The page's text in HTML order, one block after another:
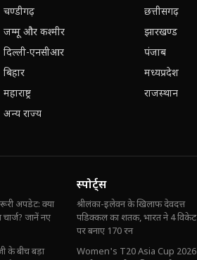
चण्डीगढ़
छत्तीसगढ़
जम्मू और कश्मीर
झारखण्ड
दिल्ली-एनसीआर
पंजाब
बिहार
मध्यप्रदेश
महाराष्ट्र
राजस्थान
अन्य राज्य
अपडेट: क्या
जानें नए
के बीच बड़ा
स्पोर्ट्स
श्रीलंका-इलेवन के खिलाफ देवदत्त
पडिक्कल का शतक, भारत ने 4 विकेट
पर बनाए 170 रन
Women's T20 Asia Cup 2026